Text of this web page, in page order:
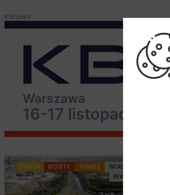
REKLAMA
DROGI MOSTY TUNELE
WIADOMOŚCI
INWESTYCJE